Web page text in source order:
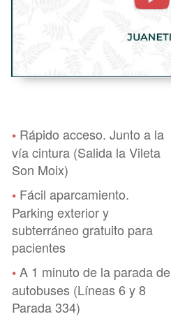
• Rápido acceso. Junto a la
vía cintura (Salida la Vileta
Son Moix)
• Fácil aparcamiento.
Parking exterior y
subterráneo gratuito para
pacientes
•A 1 minuto de la parada de
autobuses (Líneas 6 y 8
Parada 334)